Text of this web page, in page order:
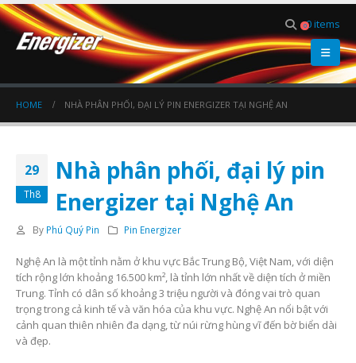
00 items
HOME NHÀ PHÂN PHỐI, ĐẠI LÝ PIN ENERGIZER TẠI NGHỆ AN
29
Th8
Nhà phân phối, đại lý pin
Energizer tại Nghệ An
By Phú Quý Pin Pin Energizer
Nghệ An là một tỉnh nằm ở khu vực Bắc Trung Bộ, Việt Nam, với diện
tích rộng lớn khoảng 16.500 km², là tỉnh lớn nhất về diện tích ở miền
Trung. Tỉnh có dân số khoảng 3 triệu người và đóng vai trò quan
trọng trong cả kinh tế và văn hóa của khu vực. Nghệ An nổi bật với
cảnh quan thiên nhiên đa dạng, từ núi rừng hùng vĩ đến bờ biển dài
và đẹp.